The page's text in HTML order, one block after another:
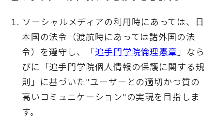
ソーシャルメディアの利用時にあっては、日
本国の法令（渡航時にあっては諸外国の法
令）を遵守し、「 追手門学院倫理憲章 」なら
びに「追手門学院個人情報の保護に関する規
則」に基づいた"ユーザーとの適切かつ質の
高いコミュニケーション"の実現を目指しま
す。